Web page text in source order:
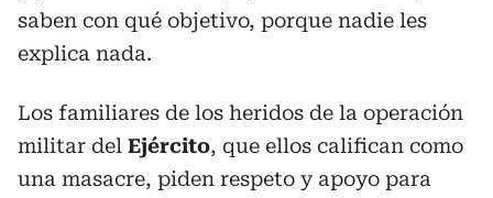
saben con qué objetivo, porque nadie les
explica nada.
Los familiares de los heridos de la operación
militar del Ejército, que ellos califican como
una masacre, piden respeto y apoyo para